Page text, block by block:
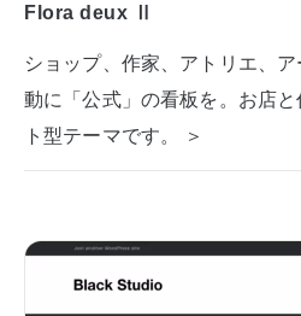
Flora deux Ⅱ
ショップ、作家、アトリエ、
動に「公式」の看板を。お店
ト型テーマです。 ＞